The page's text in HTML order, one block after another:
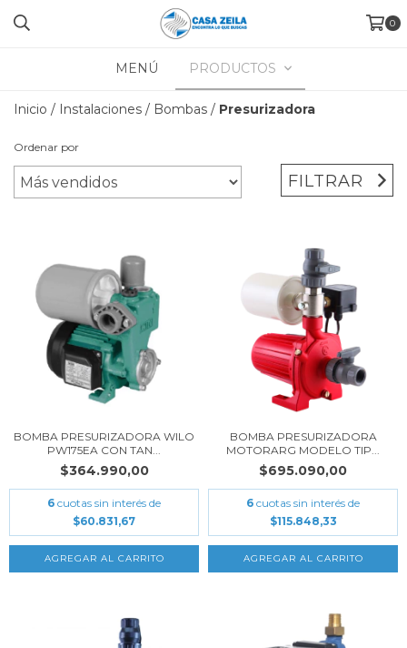
0
MENÚ PRODUCTOS
Inicio / Instalaciones / Bombas / Presurizadora
Ordenar por
FILTRAR
BOMBA PRESURIZADORA WILO
PW175EA CON TAN...
$364.990,00
6 cuotas sin interés de
$60.831,67
BOMBA PRESURIZADORA
MOTORARG MODELO TIP...
$695.090,00
6 cuotas sin interés de
$115.848,33